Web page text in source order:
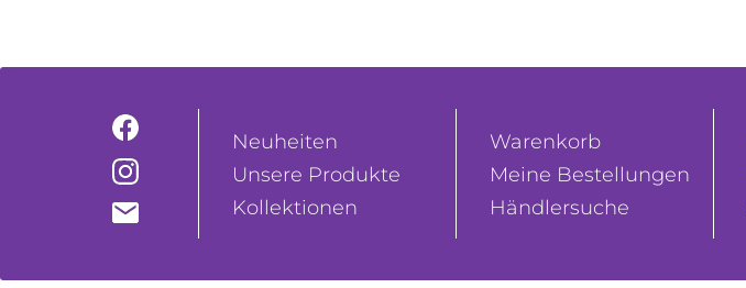
Neuheiten
Unsere Produkte
Kollektionen
Warenkorb
Meine Bestellungen
Händlersuche